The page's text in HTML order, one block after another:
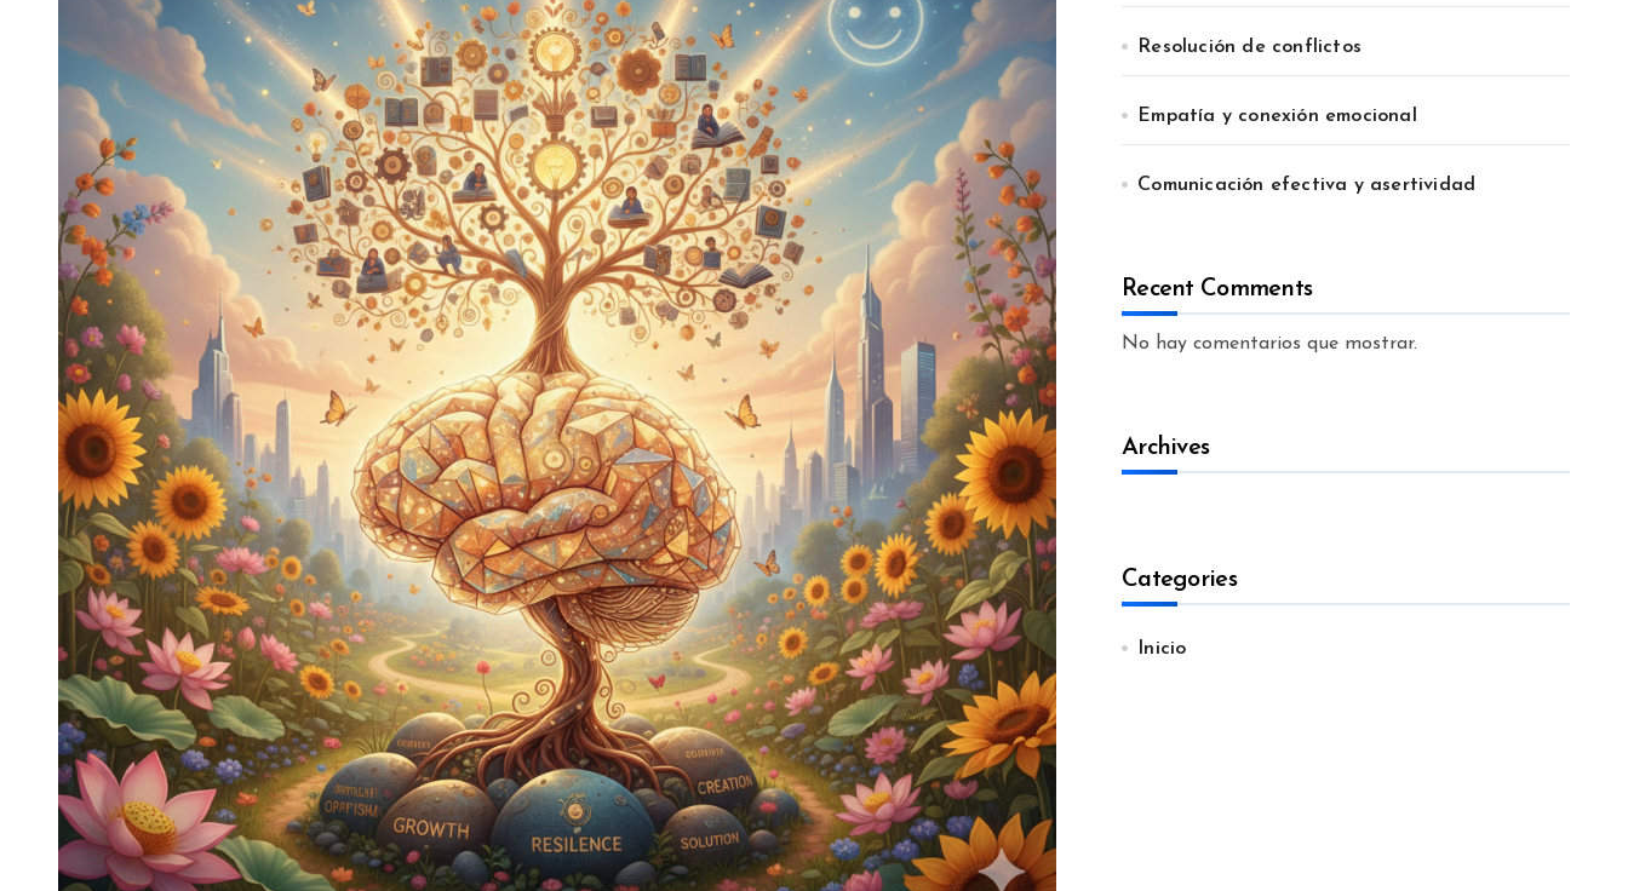
Resolución de conflictos
Empatía y conexión emocional
Comunicación efectiva y asertividad
Recent Comments
No hay comentarios que mostrar.
Archives
Categories
Inicio